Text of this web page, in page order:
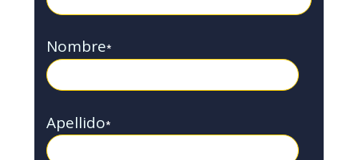
Nombre*
Apellido*